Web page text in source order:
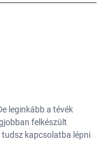
leginkább a tévék
felkészült
kapcsolatba lépni